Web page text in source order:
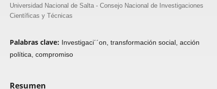
Universidad Nacional de Salta - Consejo Nacional de Investigaciones
Científicas y Técnicas
Palabras clave: Investigaci´´on, transformación social, acción
política, compromiso
Resumen